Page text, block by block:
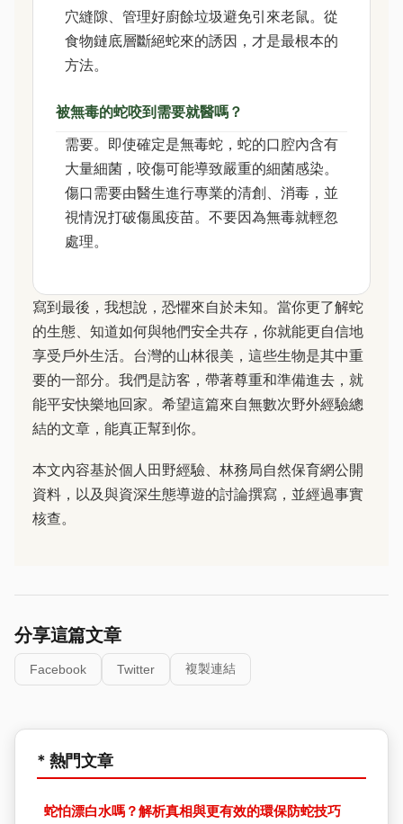
穴縫隙、管理好廚餘垃圾避免引來老鼠。從
食物鏈底層斷絕蛇來的誘因，才是最根本的
方法。
被無毒的蛇咬到需要就醫嗎？
需要。即使確定是無毒蛇，蛇的口腔內含有
大量細菌，咬傷可能導致嚴重的細菌感染。
傷口需要由醫生進行專業的清創、消毒，並
視情況打破傷風疫苗。不要因為無毒就輕忽
處理。
寫到最後，我想說，恐懼來自於未知。當你更了解蛇
的生態、知道如何與牠們安全共存，你就能更自信地
享受戶外生活。台灣的山林很美，這些生物是其中重
要的一部分。我們是訪客，帶著尊重和準備進去，就
能平安快樂地回家。希望這篇來自無數次野外經驗總
結的文章，能真正幫到你。
本文內容基於個人田野經驗、林務局自然保育網公開
資料，以及與資深生態導遊的討論撰寫，並經過事實
核查。
分享這篇文章
Facebook Twitter 複製連結
* 熱門文章
蛇怕漂白水嗎？解析真相與更有效的環保防蛇技巧